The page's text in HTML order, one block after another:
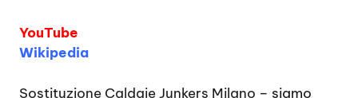
YouTube
Wikipedia
Sostituzione Caldaie Junkers Milano – siamo